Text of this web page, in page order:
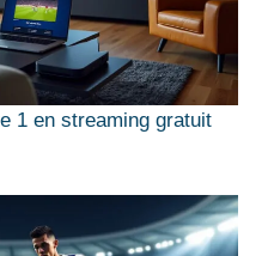
1 en streaming gratuit